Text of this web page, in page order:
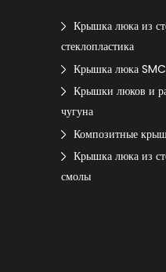
Крышка люка из
стеклопластика
Крышка люка
Крышки люков и
чугуна
Композитные
Крышка люка из
смолы